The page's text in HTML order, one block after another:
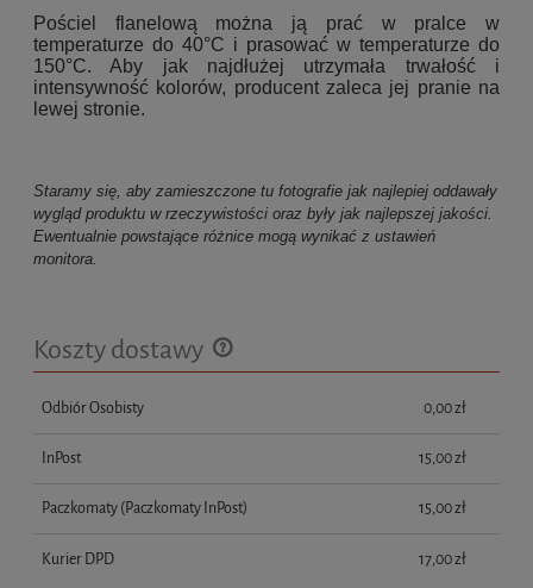
Pościel flanelową można ją prać w pralce w
temperaturze do 40°C i prasować w temperaturze do
150°C. Aby jak najdłużej utrzymała trwałość i
intensywność kolorów, producent zaleca jej pranie na
lewej stronie.
Staramy się, aby zamieszczone tu fotografie jak najlepiej oddawały
wygląd produktu w rzeczywistości oraz były jak najlepszej jakości.
Ewentualnie powstające różnice mogą wynikać z ustawień
monitora.
Koszty dostawy
Cena nie zawiera ewentualnych kosztów płatności
Odbiór Osobisty 0,00 zł
InPost 15,00 zł
Paczkomaty(Paczkomaty InPost) 15,00 zł
Kurier DPD 17,00 zł